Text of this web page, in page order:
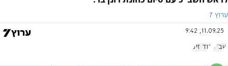
ערוץ 7
11.09.25, 9:42
שב"כ דוד זיני